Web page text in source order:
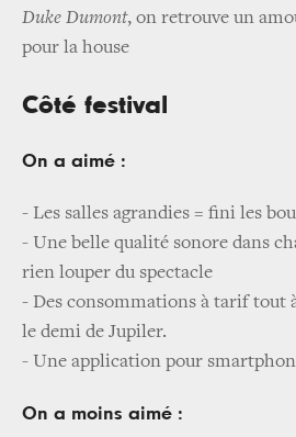
Duke Dumont, on retrouve un
pour la house
Côté festival
On a aimé :
- Les salles agrandies = fini les
- Une belle qualité sonore dans
rien louper du spectacle
- Des consommations à tarif tout
le demi de Jupiler.
- Une application pour
On a moins aimé :